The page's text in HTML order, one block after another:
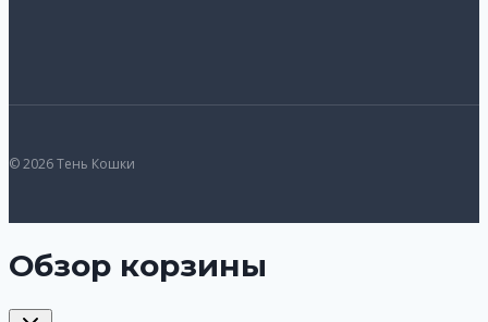
© 2026 Тень Кошки
Обзор корзины